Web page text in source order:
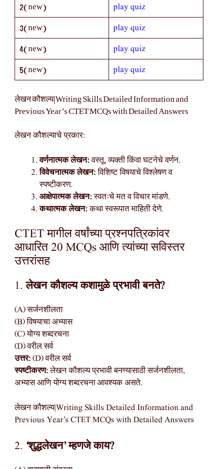
2(new) play quiz
3(new) play quiz
4(new) play quiz
5(new) play quiz
लेखन कौशल्य|Writing Skills Detailed Information and
Previous Year’s CTET MCQs with Detailed Answers
लेखन कौशल्याचे प्रकार:
वर्णनात्मक लेखन:वस्तू, व्यक्ती किंवा घटनेचे वर्णन.
विवेचनात्मक लेखन:विशिष्ट विषयाचे विश्लेषण व
स्पष्टीकरण.
आक्षेपात्मक लेखन:स्वतःचे मत व विचार मांडणे.
कथात्मक लेखन:कथा स्वरूपात माहिती देणे.
CTET मागील वर्षांच्या प्रश्नपत्रिकांवर
आधारित 20 MCQs आणि त्यांच्या सविस्तर
उत्तरांसह
1.लेखन कौशल्य कशामुळे प्रभावी बनते?
(A) सर्जनशीलता
(B) विषयाचा अभ्यास
(C) योग्य शब्दरचना
(D) वरील सर्व
उत्तर: (D) वरील सर्व
स्पष्टीकरण:लेखन कौशल्य प्रभावी बनण्यासाठी सर्जनशीलता,
अभ्यास आणि योग्य शब्दरचना आवश्यक असते.
लेखन कौशल्य|Writing Skills Detailed Information and
Previous Year’s CTET MCQs with Detailed Answers
2. ‘शुद्धलेखन’ म्हणजे काय?